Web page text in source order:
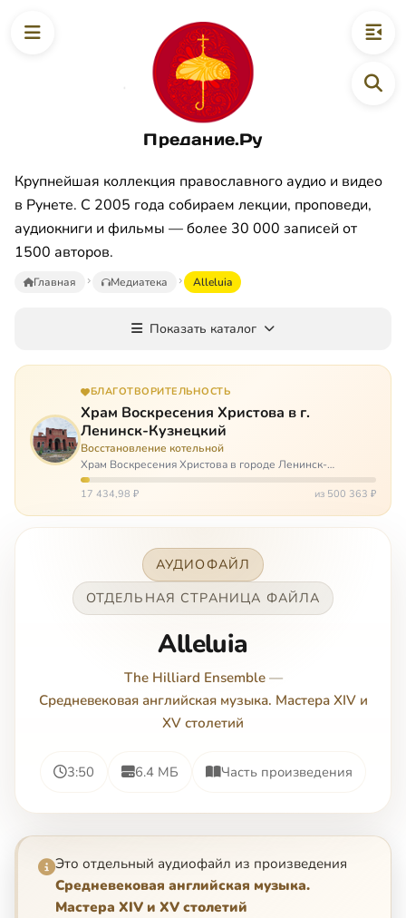
Предание.Ру
Крупнейшая коллекция православного аудио и видео
в Рунете. С 2005 года собираем лекции, проповеди,
аудиокниги и фильмы — более 30 000 записей от
1500 авторов.
Главная Медиатека Alleluia
Показать каталог
БЛАГОТВОРИТЕЛЬНОСТЬ
Храм Воскресения Христова в г.
Ленинск-Кузнецкий
Восстановление котельной
Храм Воскресения Христова в городе Ленинск-
Кузнецкий в Кемеровской области – совсем новый, он
открылся всего 20 назад. И сейчас храм может вообще
17 434,98 ₽ из 500 363 ₽
АУДИОФАЙЛ
ОТДЕЛЬНАЯ СТРАНИЦА ФАЙЛА
Alleluia
The Hilliard Ensemble—
Средневековая английская музыка. Мастера XIV и
XV столетий
3:50 6.4 МБ Часть произведения
Это отдельный аудиофайл из произведения
Средневековая английская музыка.
Мастера XIV и XV столетий